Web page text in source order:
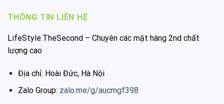
THÔNG TIN LIÊN HỆ
LifeStyle.TheSecond – Chuyên các mặt hàng 2nd chất
lượng cao
Địa chỉ: Hoài Đức, Hà Nội
Zalo Group: zalo.me/g/aucmgf398